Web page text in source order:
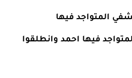
المتواجد فيها
فيها احمد وانطلقوا